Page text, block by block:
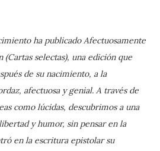
ha publicado Afectuosamente
(Cartas selectas), una edición que
de su nacimiento, a la
afectuosa y genial. A través de
como lúcidas, descubrimos a una
y humor, sin pensar en la
en la escritura epistolar su